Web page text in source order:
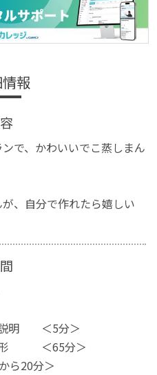
報
で、かわいいでこ蒸しまん
、自分で作れたら嬉しい
明 ＜5分＞
形 ＜65分＞
20分＞